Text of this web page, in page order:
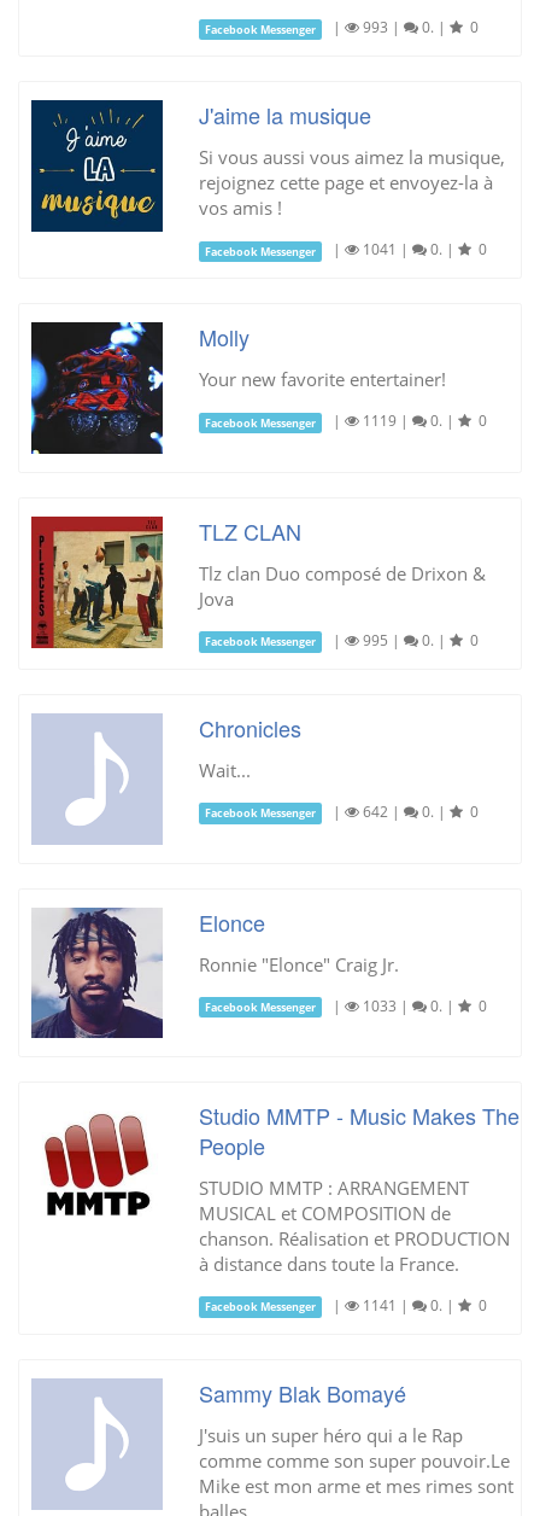
Facebook Messenger | 993 | 0. | 0
J'aime la musique
Si vous aussi vous aimez la musique,
rejoignez cette page et envoyez-la à
vos amis !
Facebook Messenger | 1041 | 0. | 0
Molly
Your new favorite entertainer!
Facebook Messenger | 1119 | 0. | 0
TLZ CLAN
Tlz clan Duo composé de Drixon &
Jova
Facebook Messenger | 995 | 0. | 0
Chronicles
Wait...
Facebook Messenger | 642 | 0. | 0
Elonce
Ronnie "Elonce" Craig Jr.
Facebook Messenger | 1033 | 0. | 0
Studio MMTP - Music Makes The
People
STUDIO MMTP : ARRANGEMENT
MUSICAL et COMPOSITION de
chanson. Réalisation et PRODUCTION
à distance dans toute la France.
Facebook Messenger | 1141 | 0. | 0
Sammy Blak Bomayé
J'suis un super héro qui a le Rap
comme comme son super pouvoir.Le
Mike est mon arme et mes rimes sont